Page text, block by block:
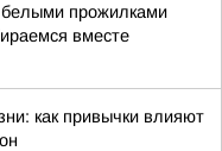
прожилками
вместе
как привычки влияют